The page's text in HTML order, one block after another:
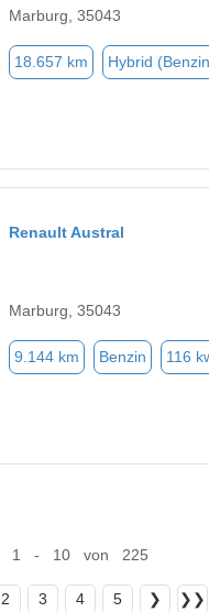
Marburg, 35043
18.657 km Hybrid
Renault Austral
Marburg, 35043
9.144 km Benzin 116
1 - 10 von 225
2 3 4 5 ❯ ❯❯